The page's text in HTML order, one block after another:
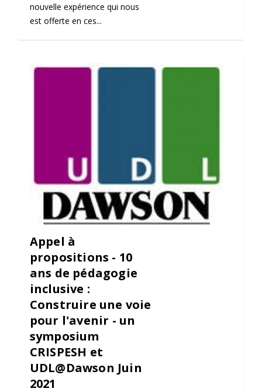
nouvelle expérience qui nous
est offerte en ces...
Appel à
propositions - 10
ans de pédagogie
inclusive :
Construire une voie
pour l'avenir - un
symposium
CRISPESH et
UDL@Dawson Juin
2021